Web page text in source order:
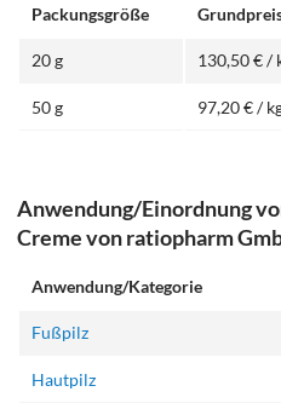
Packungsgröße
20 g 130,50 € /
50 g 97,20 € /
Anwendung/Einordnung
Creme von ratiopharm
Anwendung/Kategorie
Fußpilz
Hautpilz